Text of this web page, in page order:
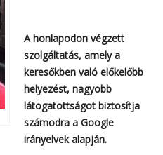
A honlapodon végzett
szolgáltatás, amely a
keresőkben való előkelőbb
helyezést, nagyobb
látogatottságot biztosítja
számodra a Google
irányelvek alapján.